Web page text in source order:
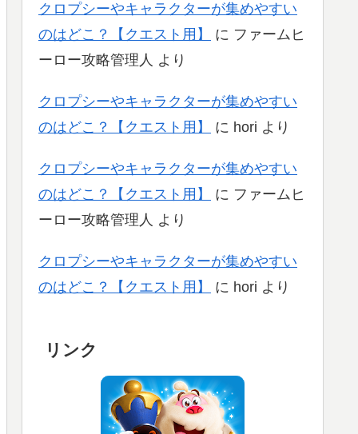
クロプシーやキャラクターが集めやすい
のはどこ？【クエスト用】
に ファームヒ
ーロー攻略管理人 より
クロプシーやキャラクターが集めやすい
のはどこ？【クエスト用】
に hori より
クロプシーやキャラクターが集めやすい
のはどこ？【クエスト用】
に ファームヒ
ーロー攻略管理人 より
クロプシーやキャラクターが集めやすい
のはどこ？【クエスト用】
に hori より
リンク